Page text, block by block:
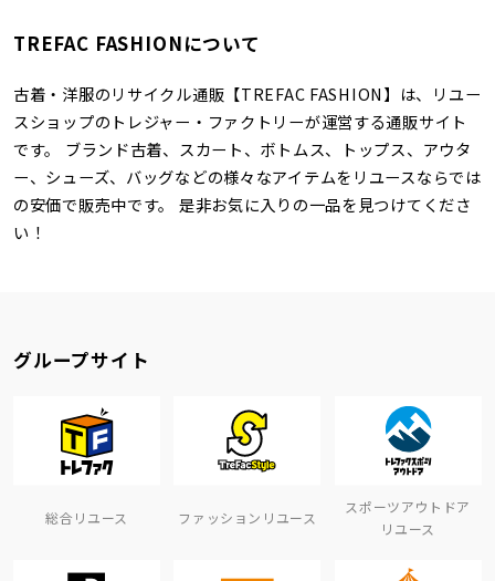
TREFAC FASHIONについて
古着・洋服のリサイクル通販【TREFAC FASHION】は、リユー
スショップのトレジャー・ファクトリーが運営する通販サイト
です。 ブランド古着、スカート、ボトムス、トップス、アウタ
ー、シューズ、バッグなどの様々なアイテムをリユースならでは
の安価で販売中です。 是非お気に入りの一品を見つけてくださ
い！
グループサイト
総合リユース ファッションリユース
スポーツアウトドア
リユース